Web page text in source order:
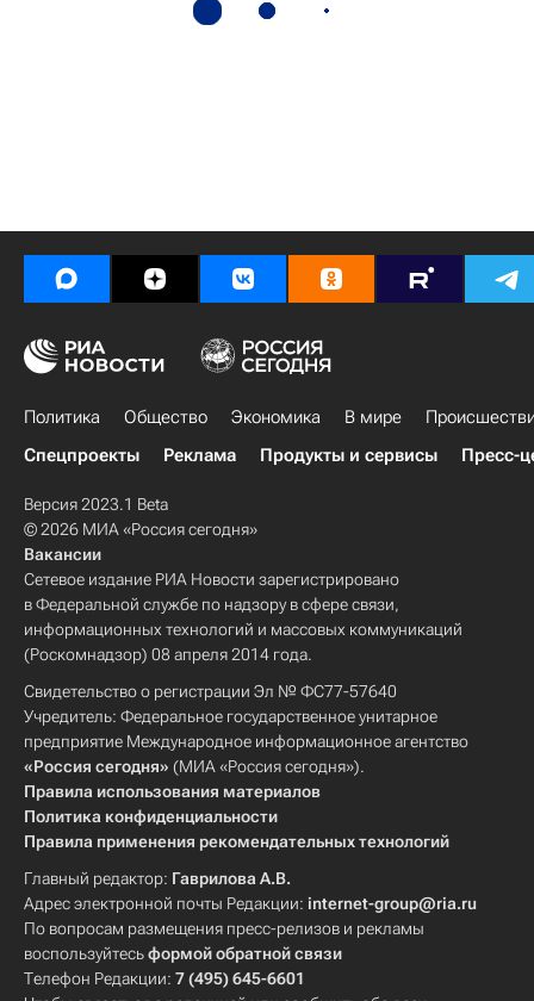
Политика Общество Экономика В мире
Спецпроекты
Реклама Продукты и сервисы Пресс-
Версия 2023.1 Beta
© 2026 МИА «Россия сегодня»
Вакансии
Сетевое издание РИА Новости зарегистрировано
в Федеральной службе по надзору в сфере связи,
информационных технологий и массовых коммуникаций
(Роскомнадзор) 08 апреля 2014 года.
Свидетельство о регистрации Эл № ФС77-57640
Учредитель: Федеральное государственное унитарное
предприятие Международное информационное агентство
«Россия сегодня» (МИА «Россия сегодня»).
Правила использования материалов
Политика конфиденциальности
Правила применения рекомендательных технологий
Главный редактор: Гаврилова А.В.
Адрес электронной почты Редакции: internet-group@ria.ru
По вопросам размещения пресс-релизов и рекламы
воспользуйтесьформой обратной связи
Телефон Редакции: 7 (495) 645-6601